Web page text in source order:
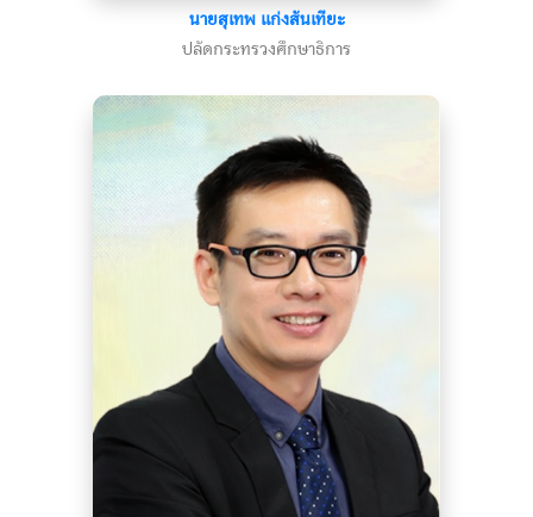
นายสุเทพ แก่งสันเทียะ
ปลัดกระทรวงศึกษาธิการ